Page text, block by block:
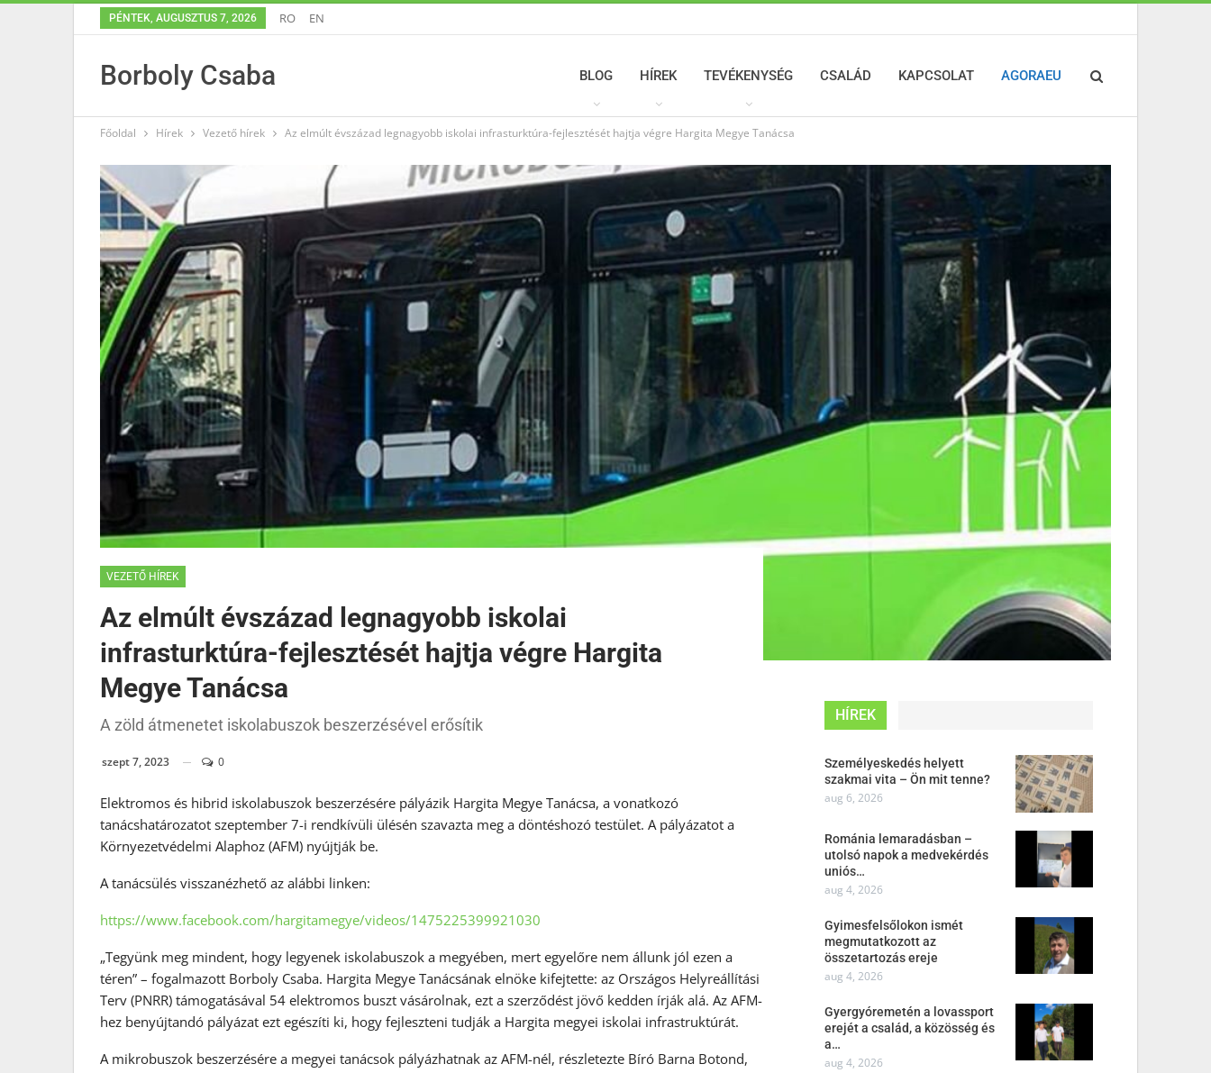
PÉNTEK, AUGUSZTUS 7, 2026 RO EN
Borboly Csaba BLOG HÍREK TEVÉKENYSÉG CSALÁD KAPCSOLAT AGORAEU
Főoldal Hírek Vezető hírek Az elmúlt évszázad legnagyobb iskolai infrasturktúra-fejlesztését hajtja végre Hargita Megye Tanácsa
VEZETŐ HÍREK
Az elmúlt évszázad legnagyobb iskolai
infrasturktúra-fejlesztését hajtja végre Hargita
Megye Tanácsa
A zöld átmenetet iskolabuszok beszerzésével erősítik
szept 7, 2023 0
Elektromos és hibrid iskolabuszok beszerzésére pályázik Hargita Megye Tanácsa, a vonatkozó
tanácshatározatot szeptember 7-i rendkívüli ülésén szavazta meg a döntéshozó testület. A pályázatot a
Környezetvédelmi Alaphoz (AFM) nyújtják be.
A tanácsülés visszanézhető az alábbi linken:
https://www.facebook.com/hargitamegye/videos/1475225399921030
„Tegyünk meg mindent, hogy legyenek iskolabuszok a megyében, mert egyelőre nem állunk jól ezen a
téren” – fogalmazott Borboly Csaba. Hargita Megye Tanácsának elnöke kifejtette: az Országos Helyreállítási
Terv (PNRR) támogatásával 54 elektromos buszt vásárolnak, ezt a szerződést jövő kedden írják alá. Az AFM-
hez benyújtandó pályázat ezt egészíti ki, hogy fejleszteni tudják a Hargita megyei iskolai infrastruktúrát.
A mikrobuszok beszerzésére a megyei tanácsok pályázhatnak az AFM-nél, részletezte Bíró Barna Botond,
HÍREK
Személyeskedés helyett
szakmai vita – Ön mit tenne?
aug 6, 2026
Románia lemaradásban –
utolsó napok a medvekérdés
uniós…
aug 4, 2026
Gyimesfelsőlokon ismét
megmutatkozott az
összetartozás ereje
aug 4, 2026
Gyergyóremetén a lovassport
erejét a család, a közösség és
a…
aug 4, 2026